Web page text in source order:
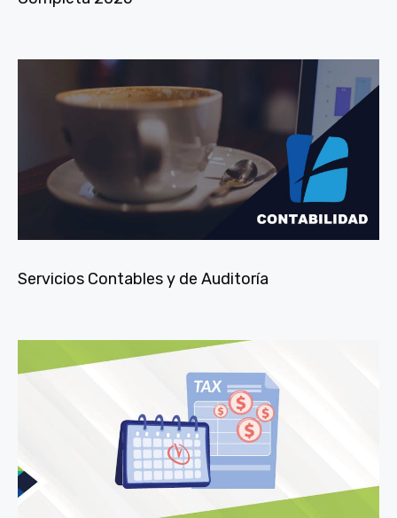
Servicios Contables y de Auditoría